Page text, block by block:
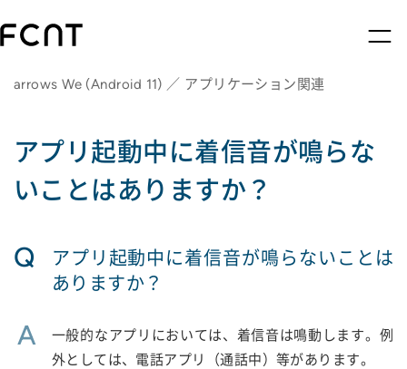
arrows We (Android 11) ／ アプリケーション関連
アプリ起動中に着信音が鳴らな
いことはありますか？
Q
アプリ起動中に着信音が鳴らないことは
ありますか？
A
一般的なアプリにおいては、着信音は鳴動します。例
外としては、電話アプリ（通話中）等があります。